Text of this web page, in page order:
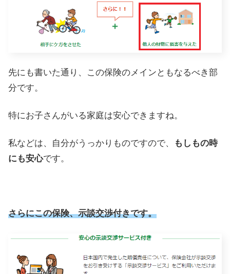
先にも書いた通り、この保険のメインともなるべき部
分です。
特にお子さんがいる家庭は安心できますね。
私などは、自分がうっかりものですので、
もしもの時
にも安心です。
さらにこの保険、示談交渉付きです。